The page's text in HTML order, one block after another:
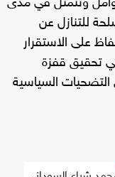
للتنازل عن
على الاستقرار
تحقيق قفزة
التضحيات السياسية